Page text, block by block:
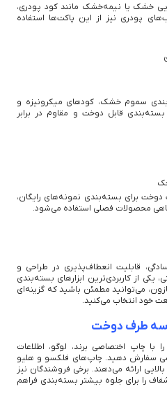
خشک یا نیمه‌خشک مانند کود پودری،
پودری نیز از این پاکت‌ها استفاده
سموم خشک، کودهای میکرونیزه و
قابل دوخت و مقاوم در برابر
برای بسته‌بندی نمونه‌های رایگان،
محصولات فصلی استفاده می‌شود.
قابلیت انعطاف‌پذیری در طراحی و
یکی از کاربردی‌ترین ابزارهای بسته‌بندی
می‌توانید مطمئن باشید که گزینه‌ای
خود انتخاب می‌کنید.
سه طرف دوخت
با چاپ اختصاصی برند، لوگو، اطلاعات
سفارش دهید. چاپ‌های فلکسو و هلیو
ارائه می‌دهند. برخی فروشندگان نیز
را برای جلوه بیشتر بسته‌بندی فراهم